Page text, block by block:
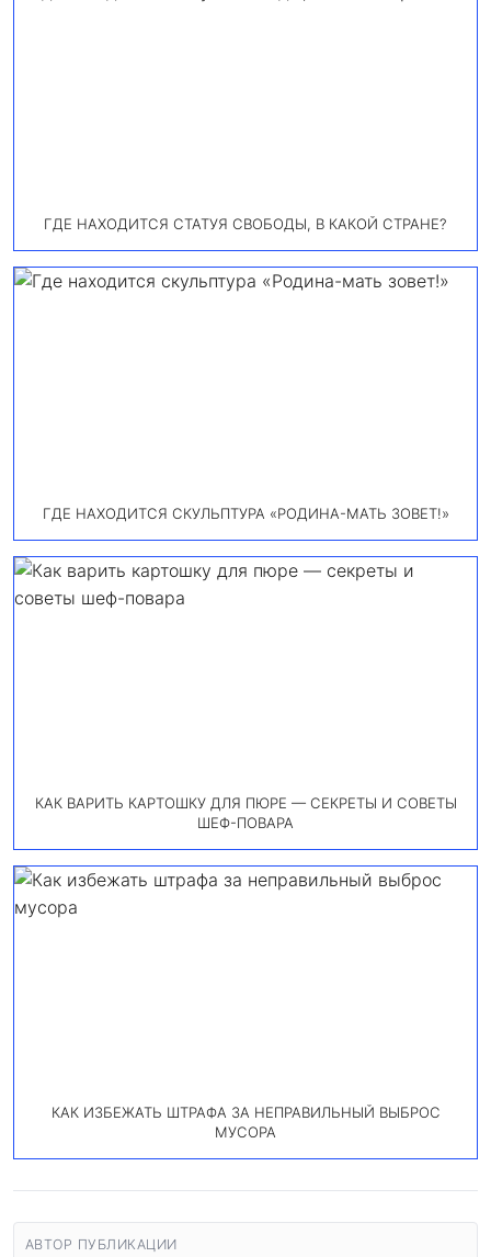
ГДЕ НАХОДИТСЯ СТАТУЯ СВОБОДЫ, В КАКОЙ СТРАНЕ?
ГДЕ НАХОДИТСЯ СКУЛЬПТУРА «РОДИНА-МАТЬ ЗОВЕТ!»
КАК ВАРИТЬ КАРТОШКУ ДЛЯ ПЮРЕ — СЕКРЕТЫ И СОВЕТЫ
ШЕФ-ПОВАРА
КАК ИЗБЕЖАТЬ ШТРАФА ЗА НЕПРАВИЛЬНЫЙ ВЫБРОС
МУСОРА
АВТОР ПУБЛИКАЦИИ